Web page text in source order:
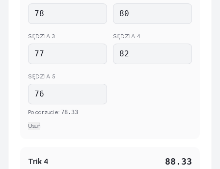
SĘDZIA 3 SĘDZIA 4
SĘDZIA 5
Po odrzucie: 78.33
Usuń
Trik 4 88.33